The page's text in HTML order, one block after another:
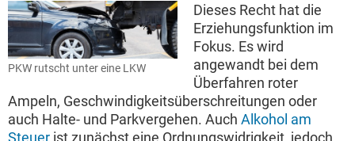
PKW rutscht unter eine LKW
Dieses Recht hat die
Erziehungsfunktion im
Fokus. Es wird
angewandt bei dem
Überfahren roter
Ampeln, Geschwindigkeitsüberschreitungen oder
auch Halte- und Parkvergehen. Auch Alkohol am
Steuer ist zunächst eine Ordnungswidrigkeit, jedoch